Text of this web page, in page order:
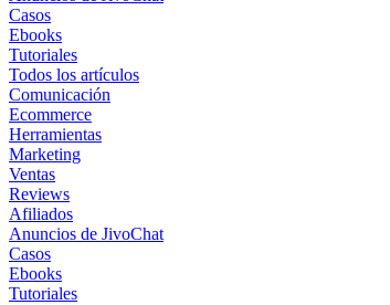
Casos
Ebooks
Tutoriales
Todos los artículos
Comunicación
Ecommerce
Herramientas
Marketing
Ventas
Reviews
Afiliados
Anuncios de JivoChat
Casos
Ebooks
Tutoriales